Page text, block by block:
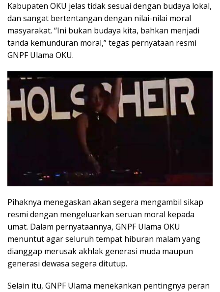
Kabupaten OKU jelas tidak sesuai dengan budaya lokal,
dan sangat bertentangan dengan nilai-nilai moral
masyarakat. “Ini bukan budaya kita, bahkan menjadi
tanda kemunduran moral,” tegas pernyataan resmi
GNPF Ulama OKU.
Pihaknya menegaskan akan segera mengambil sikap
resmi dengan mengeluarkan seruan moral kepada
umat. Dalam pernyataannya, GNPF Ulama OKU
menuntut agar seluruh tempat hiburan malam yang
dianggap merusak akhlak generasi muda maupun
generasi dewasa segera ditutup.
Selain itu, GNPF Ulama menekankan pentingnya peran